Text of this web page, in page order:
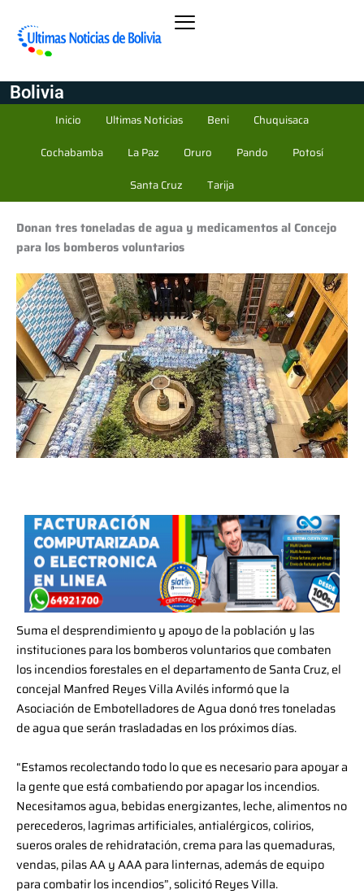
Bolivia
Inicio Ultimas Noticias Beni
Chuquisaca
Cochabamba
La Paz Oruro Pando
Potosí
Santa Cruz
Tarija
Donan tres toneladas de agua y medicamentos al Concejo
para los bomberos voluntarios
Suma el desprendimiento y apoyo de la población y las
instituciones para los bomberos voluntarios que combaten
los incendios forestales en el departamento de Santa Cruz, el
concejal Manfred Reyes Villa Avilés informó que la
Asociación de Embotelladores de Agua donó tres toneladas
de agua que serán trasladadas en los próximos días.
“Estamos recolectando todo lo que es necesario para apoyar a
la gente que está combatiendo por apagar los incendios.
Necesitamos agua, bebidas energizantes, leche, alimentos no
perecederos, lagrimas artificiales, antialérgicos, colirios,
sueros orales de rehidratación, crema para las quemaduras,
vendas, pilas AA y AAA para linternas, además de equipo
para combatir los incendios”, solicitó Reyes Villa.